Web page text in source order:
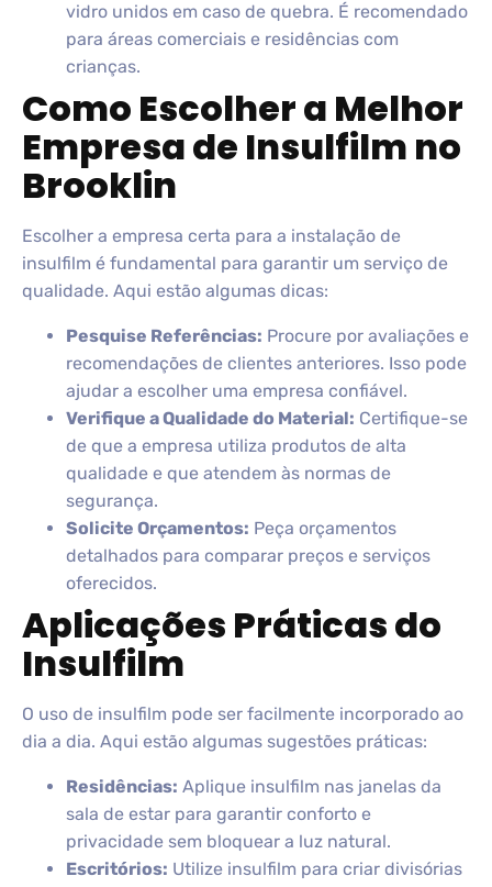
vidro unidos em caso de quebra. É recomendado
para áreas comerciais e residências com
crianças.
Como Escolher a Melhor
Empresa de Insulfilm no
Brooklin
Escolher a empresa certa para a instalação de
insulfilm é fundamental para garantir um serviço de
qualidade. Aqui estão algumas dicas:
Pesquise Referências: Procure por avaliações e
recomendações de clientes anteriores. Isso pode
ajudar a escolher uma empresa confiável.
Verifique a Qualidade do Material: Certifique-se
de que a empresa utiliza produtos de alta
qualidade e que atendem às normas de
segurança.
Solicite Orçamentos: Peça orçamentos
detalhados para comparar preços e serviços
oferecidos.
Aplicações Práticas do
Insulfilm
O uso de insulfilm pode ser facilmente incorporado ao
dia a dia. Aqui estão algumas sugestões práticas:
Residências: Aplique insulfilm nas janelas da
sala de estar para garantir conforto e
privacidade sem bloquear a luz natural.
Escritórios: Utilize insulfilm para criar divisórias